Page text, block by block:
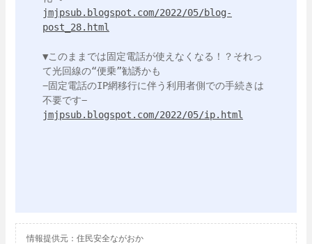
jmjpsub.blogspot.com/2022/05/blog-
post_28.html
▼このままでは固定電話が使えなくなる！？それっ
て光回線の“便乗”勧誘かも
−固定電話のIP網移行に伴う利用者側での手続きは
jmjpsub.blogspot.com/2022/05/ip.html
情報提供元：住民安全ながおか